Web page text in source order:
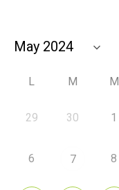
L M M
29 30 1
6 7 8